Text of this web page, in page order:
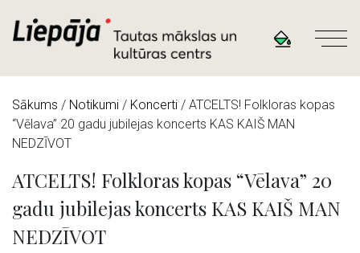
Sākums / Notikumi / Koncerti / ATCELTS! Folkloras kopas
“Vēlava” 20 gadu jubilejas koncerts KAS KAIŠ MAN
NEDZĪVOT
ATCELTS! Folkloras kopas “Vēlava” 20
gadu jubilejas koncerts KAS KAIŠ MAN
NEDZĪVOT